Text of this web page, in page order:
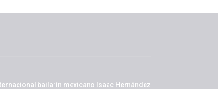
bailarín mexicano Isaac Hernández